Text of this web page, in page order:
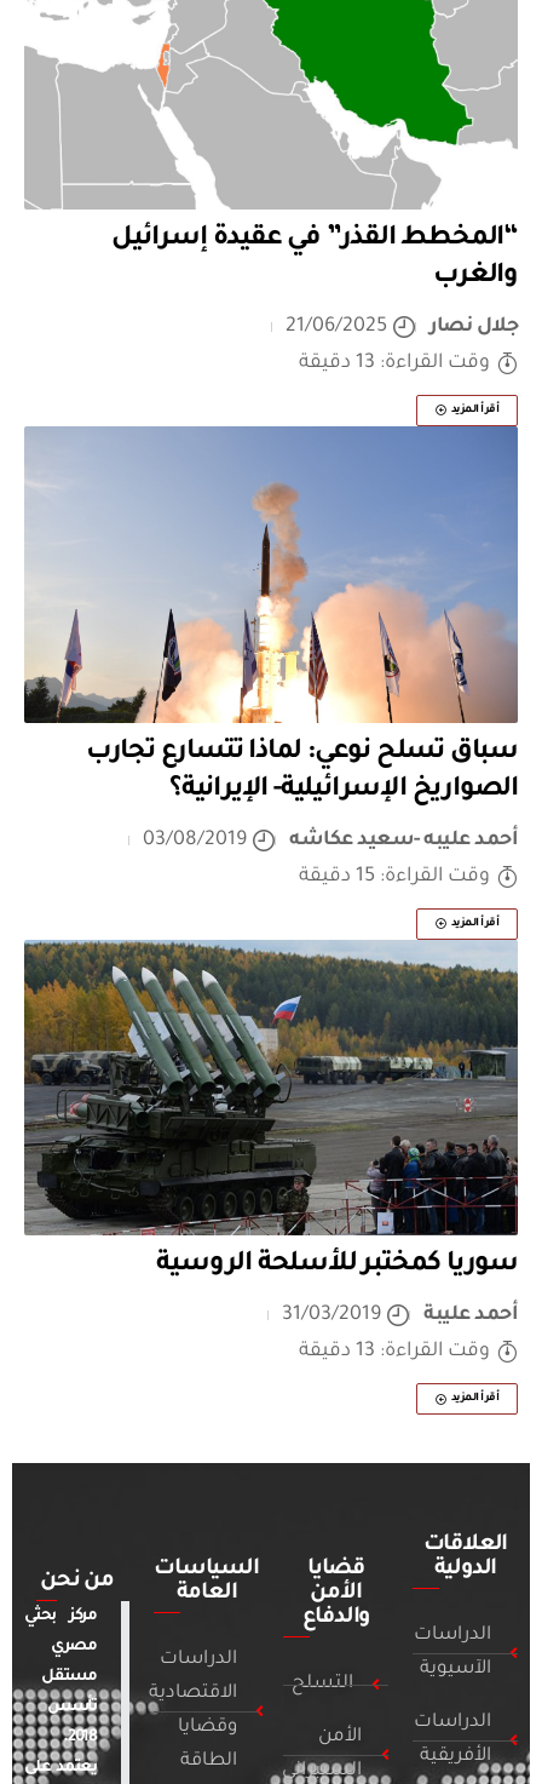
“المخطط القذر” في عقيدة إسرائيل
والغرب
جلال نصار
21/06/2025
وقت القراءة: 13 دقيقة
أقرأ المزيد
سباق تسلح نوعي: لماذا تتسارع تجارب
الصواريخ الإسرائيلية- الإيرانية؟
أحمد عليبه -سعيد عكاشه
03/08/2019
وقت القراءة: 15 دقيقة
أقرأ المزيد
سوريا كمختبر للأسلحة الروسية
أحمد عليبة
31/03/2019
وقت القراءة: 13 دقيقة
أقرأ المزيد
العلاقات
الدولية
الدراسات
الآسيوية
الدراسات
الأفريقية
قضايا
الأمن
والدفاع
التسلح
الأمن
السيبراني
السياسات
العامة
الدراسات
الاقتصادية
وقضايا
الطاقة
من نحن
مركز بحثي
مصري
مستقل
تأسس
2018.
يعتمد على